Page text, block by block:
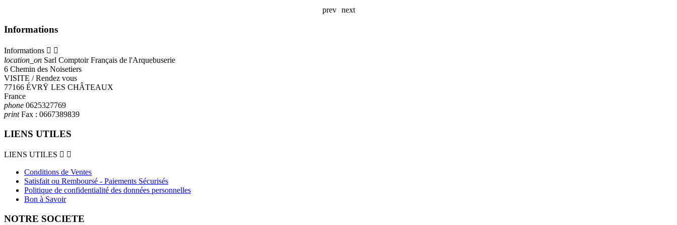
prev
next
Informations
Informations  
location_on Sarl Comptoir Français de l'Arquebuserie
6 Chemin des Noisetiers
VISITE / Rendez vous
77166 ÉVRŸ LES CHÂTEAUX
France
phone 0625327769
printFax : 0667389839
LIENS UTILES
LIENS UTILES  
Conditions de Ventes
Satisfait ou Remboursé - Paiements Sécurisés
Politique de confidentialité des données personnelles
Bon à Savoir
NOTRE SOCIETE